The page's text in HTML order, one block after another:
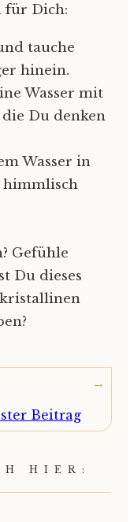
für Dich:
tauche
hinein.
Wasser mit
Du denken
Wasser in
himmlisch
Gefühle
Du dieses
Beitrag
HIER: